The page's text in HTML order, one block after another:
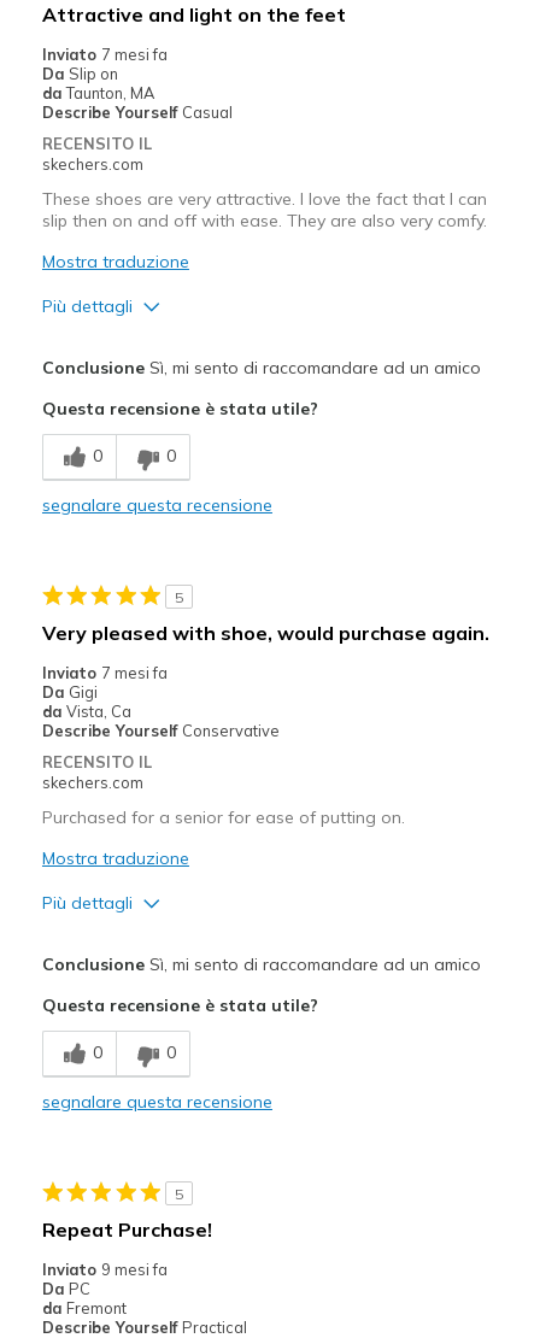
Going Out
Travel
Width
Feels true to width
Sizing
Attractive and light on the feet
Inviato 7 mesi fa
Da Slip on
da Taunton, MA
Describe Yourself Casual
RECENSITO IL
skechers.com
These shoes are very attractive. I love the fact that I can
slip then on and off with ease. They are also very comfy.
Mostra traduzione
Più dettagli
Breathe Well
Comfortable
Casual Wear
Width
Sizing
View On Shoes
Shoes are for Wearing
ConclusioneSì, mi sento di raccomandare ad un amico
Questa recensione è stata utile?
0 0
segnalare questa recensione
5
Very pleased with shoe, would purchase again.
Inviato 7 mesi fa
Da Gigi
da Vista, Ca
Describe Yourself Conservative
RECENSITO IL
skechers.com
Purchased for a senior for ease of putting on.
Mostra traduzione
Più dettagli
Going Out
Width
Sizing
Feels true to size
ConclusioneSì, mi sento di raccomandare ad un amico
Questa recensione è stata utile?
0 0
segnalare questa recensione
5
Repeat Purchase!
Inviato 9 mesi fa
Da PC
da Fremont
Describe Yourself Practical